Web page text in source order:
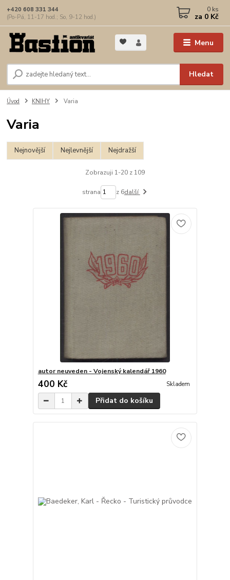
Menu
Hledat
+420 608 331 344
(Po-Pá, 11-17 hod.; So, 9-12 hod.)
0 ks
za 0 Kč
Úvod KNIHY Varia
Varia
Nejnovější Nejlevnější Nejdražší
Zobrazuji 1-20 z 109
strana z 6další
autor neuveden - Vojenský kalendář 1960
400 Kč Skladem
Přidat do košíku